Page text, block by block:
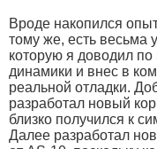
Вроде накопился
тому же, есть весьма
которую я доводил по
динамики и внес в
реальной отладки.
разработал новый
близко получился к
Далее разработал